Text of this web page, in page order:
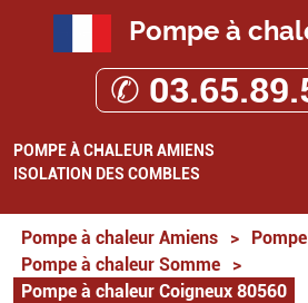
Pompe à
✆
POMPE À CHALEUR AMIENS
ISOLATION DES COMBLES
Pompe à chaleur Amiens >
Pompe à chaleur Somme
>
Pompe à chaleur Coigneux 80560